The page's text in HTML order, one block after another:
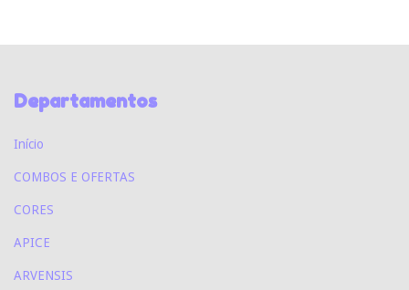
Departamentos
Início
COMBOS E OFERTAS
CORES
APICE
ARVENSIS